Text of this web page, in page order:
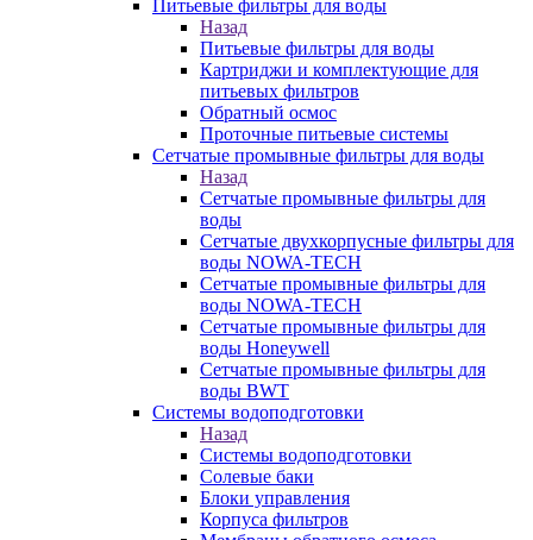
Питьевые фильтры для воды
Назад
Питьевые фильтры для воды
Картриджи и комплектующие для
питьевых фильтров
Обратный осмос
Проточные питьевые системы
Сетчатые промывные фильтры для воды
Назад
Сетчатые промывные фильтры для
воды
Сетчатые двухкорпусные фильтры для
воды NOWA-TECH
Сетчатые промывные фильтры для
воды NOWA-TECH
Сетчатые промывные фильтры для
воды Honeywell
Сетчатые промывные фильтры для
воды BWT
Системы водоподготовки
Назад
Системы водоподготовки
Солевые баки
Блоки управления
Корпуса фильтров